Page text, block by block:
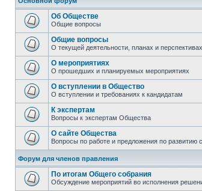
Об Обществе
Общие вопросы
Общие вопросы
О текущей деятельности, планах и перспективах
О мероприятиях
О прошедших и планируемых мероприятиях
О вступлении в Общество
О вступлении и требованиях к кандидатам
К экспертам
Вопросы к экспертам Общества
О сайте Общества
Вопросы по работе и предложения по развитию
Форум для членов правления
По итогам Общего собрания
Обсуждение мероприятий во исполнения